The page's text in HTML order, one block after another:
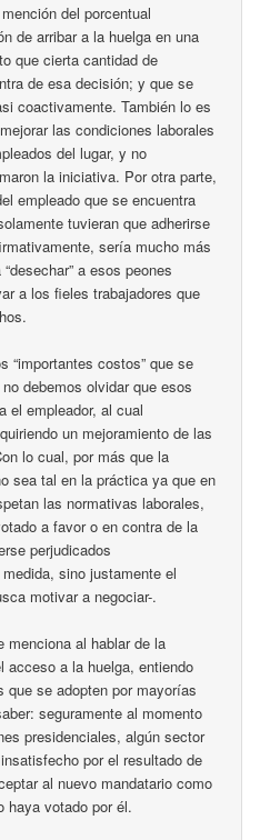
del porcentual
de arribar a la huelga en una
que cierta cantidad de
de esa decisión; y que se
coactivamente. También lo es
las condiciones laborales
del lugar, y no
la iniciativa. Por otra parte,
empleado que se encuentra
tuvieran que adherirse
sería mucho más
a esos peones
a los fieles trabajadores que
“importantes costos” que se
debemos olvidar que esos
el empleador, al cual
un mejoramiento de las
lo cual, por más que la
sea tal en la práctica ya que en
las normativas laborales,
a favor o en contra de la
perjudicados
sino justamente el
motivar a negociar-.
menciona al hablar de la
acceso a la huelga, entiendo
que se adopten por mayorías
seguramente al momento
presidenciales, algún sector
por el resultado de
al nuevo mandatario como
haya votado por él.